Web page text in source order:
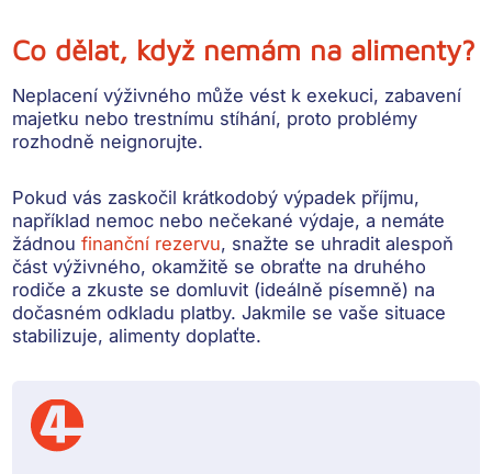
Co dělat, když nemám na alimenty?
Neplacení výživného může vést k exekuci, zabavení
majetku nebo trestnímu stíhání, proto problémy
rozhodně neignorujte.
Pokud vás zaskočil krátkodobý výpadek příjmu,
například nemoc nebo nečekané výdaje, a nemáte
žádnoufinanční rezervu, snažte se uhradit alespoň
část výživného, okamžitě se obraťte na druhého
rodiče a zkuste se domluvit (ideálně písemně) na
dočasném odkladu platby. Jakmile se vaše situace
stabilizuje, alimenty doplaťte.